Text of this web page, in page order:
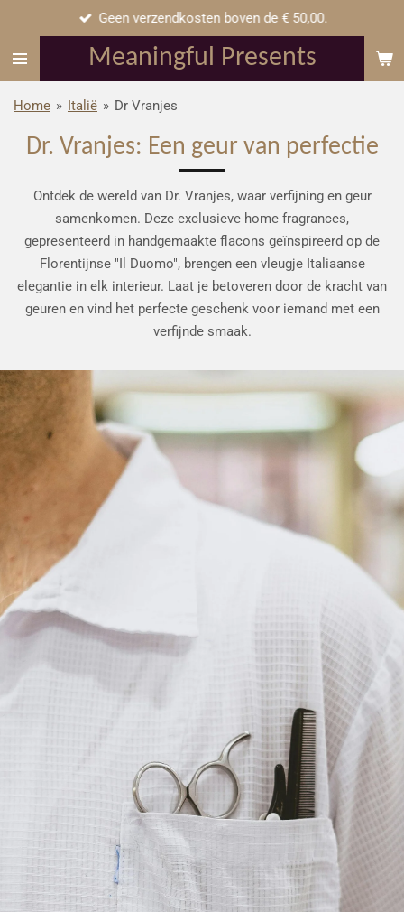
naar
hoofdinhoud
Meaningful Presents
Geen verzendkosten boven de € 50,00.
Home » Italië » Dr Vranjes
Dr. Vranjes: Een geur van perfectie
Ontdek de wereld van Dr. Vranjes, waar verfijning en geur
samenkomen. Deze exclusieve home fragrances,
gepresenteerd in handgemaakte flacons geïnspireerd op de
Florentijnse "Il Duomo", brengen een vleugje Italiaanse
elegantie in elk interieur. Laat je betoveren door de kracht van
geuren en vind het perfecte geschenk voor iemand met een
verfijnde smaak.